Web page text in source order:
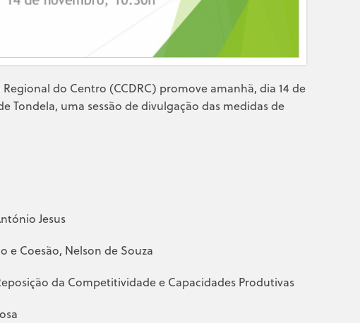
do Centro (CCDRC) promove amanhã, dia 14 de
Tondela, uma sessão de divulgação das medidas de
Jesus
e Coesão, Nelson de Souza
da Competitividade e Capacidades Produtivas